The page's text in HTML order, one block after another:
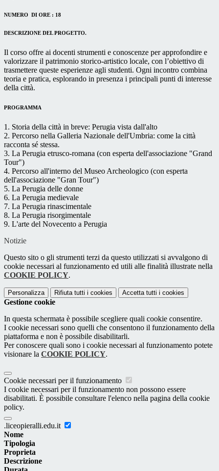
NUMERO DI ORE : 18
DESCRIZIONE DEL PROGETTO.
Il corso offre ai docenti strumenti e conoscenze per approfondire e
valorizzare il patrimonio storico-artistico locale, con l’obiettivo di
trasmettere queste esperienze agli studenti. Ogni incontro combina
teoria e pratica, esplorando in presenza i principali punti di interesse
della città.
PROGRAMMA
1. Storia della città in breve: Perugia vista dall'alto
2. Percorso nella Galleria Nazionale dell'Umbria: come la città
racconta sé stessa.
3. La Perugia etrusco-romana (con esperta dell'associazione "Grand
Tour")
4. Percorso all'interno del Museo Archeologico (con esperta
dell'associazione "Gran Tour")
5. La Perugia delle donne
6. La Perugia medievale
7. La Perugia rinascimentale
8. La Perugia risorgimentale
9. L'arte del Novecento a Perugia
Notizie
Questo sito o gli strumenti terzi da questo utilizzati si avvalgono di
cookie necessari al funzionamento ed utili alle finalità illustrate nella
COOKIE POLICY.
Personalizza Rifiuta tutti i cookies Accetta tutti i cookies
Gestione cookie
In questa schermata è possibile scegliere quali cookie consentire.
I cookie necessari sono quelli che consentono il funzionamento della
piattaforma e non è possibile disabilitarli.
Per conoscere quali sono i cookie necessari al funzionamento potete
visionare la COOKIE POLICY.
Cookie necessari per il funzionamento
I cookie necessari per il funzionamento non possono essere
disabilitati. È possibile consultare l'elenco nella pagina della cookie
policy.
.liceopieralli.edu.it
Nome
Tipologia
Proprieta
Descrizione